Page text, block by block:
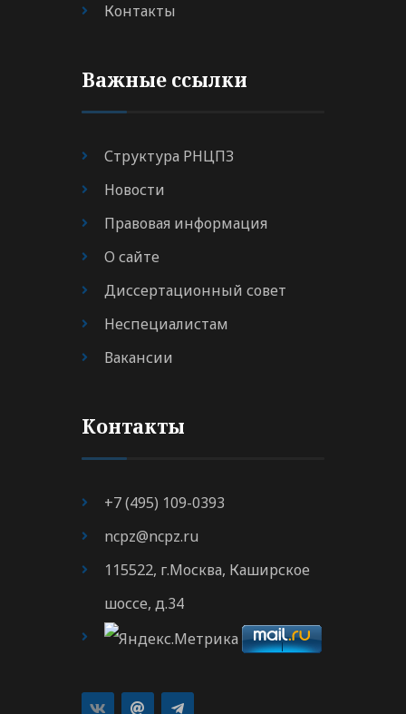
Контакты
Важные ссылки
Структура РНЦПЗ
Новости
Правовая информация
О сайте
Диссертационный совет
Неспециалистам
Вакансии
Контакты
+7 (495) 109-0393
ncpz@ncpz.ru
115522, г.Москва, Каширское
шоссе, д.34